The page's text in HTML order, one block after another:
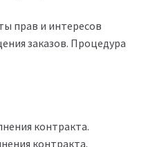
прав и интересов
заказов. Процедура
контракта.
контракта.